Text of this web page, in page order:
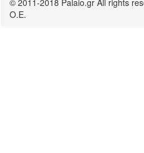
© 2011-2018 Palaio.gr All rights
O.E.